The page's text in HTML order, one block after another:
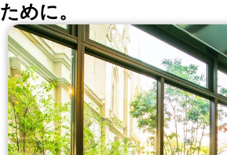
ために。